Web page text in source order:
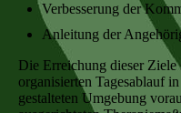
Verbesserung der
Anleitung der
Die Erreichung dieser
organisierten Tagesablauf
gestalteten Umgebung